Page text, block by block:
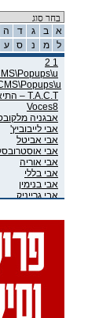
ה ד ג ב
א
ע ס נ מ
ל
1 2
T.A.C.T – התיאטרון הקהילתי תל אביב
Voces8
אבגניה
אבי לייבוביץ'
אבי אביטל
אבי
אבי אוריה
אבי בללי
אבי בנימין
אבי גרייניק
אבי טרמין
אבי פניני
אבי קושניר
אבי שושני
אבי שכוי
אבי אליאס
אבי גיבסון